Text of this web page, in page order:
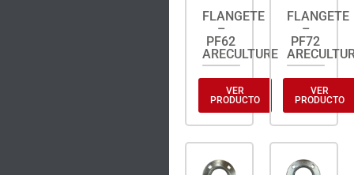
FLANGETE
–
PF62
ARECULTURE
VER
PRODUCTO
FLANGETE
–
PF72
VER
PRODUCTO